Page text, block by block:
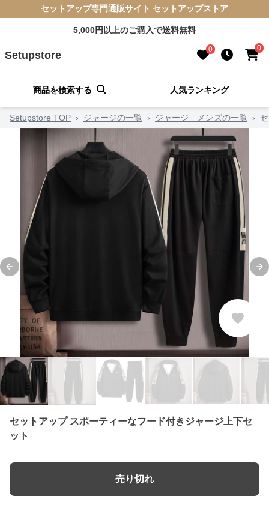
セットアップ専門通販サイト セットアップストア
5,000円以上のご購入で送料無料
Setupstore 0 0
商品を検索する 人気ランキング
Setupstore TOP › ジャージの一覧 › ジャージ メンズの一覧 ›
Previous slide
セットアップ スポーティーなフード付きジャージ上下セ
ット
売り切れ